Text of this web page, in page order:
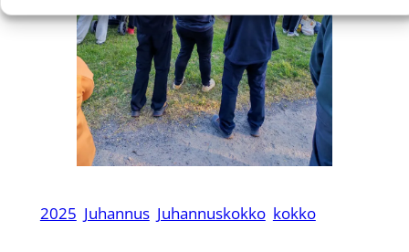
2025 Juhannus Juhannuskokko kokko